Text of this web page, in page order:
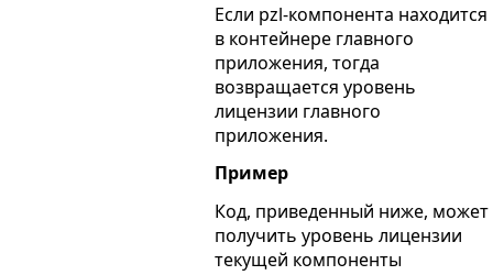
Если pzl-компонента находится
в контейнере главного
приложения, тогда
возвращается уровень
лицензии главного
приложения.
Пример
Код, приведенный ниже, может
получить уровень лицензии
текущей компоненты